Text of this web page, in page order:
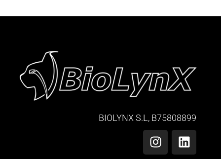
BIOLYNX S.L, B75808899